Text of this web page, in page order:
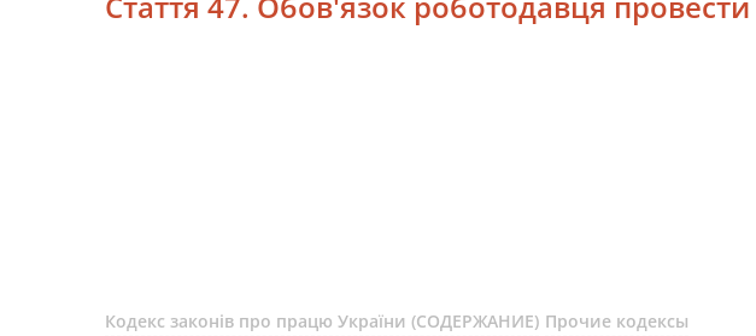
Кодекс законів про працю України (СОДЕРЖАНИЕ) Прочие кодексы